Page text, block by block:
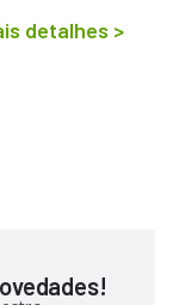
detalhes >